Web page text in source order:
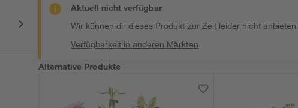
Aktuell nicht verfügbar
Wir können dir dieses Produkt zur Zeit leider nicht anbieten.
Verfügbarkeit in anderen Märkten
Alternative Produkte